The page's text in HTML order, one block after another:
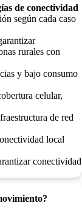
de conectividad
según cada caso
rurales con
y bajo consumo
celular,
de red
local
conectividad